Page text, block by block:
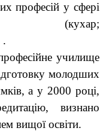
професій у сфері
(кухар;
училище
молодших
а у 2000 році,
визнано
вищої освіти.